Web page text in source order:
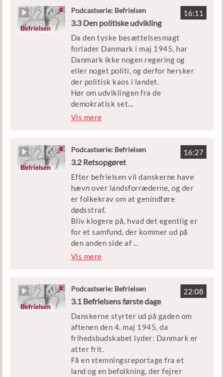
bryde en ny stor krig ud.
I denne episode af Befrielsen kan du
blive klogere på den økonomiske
genopbygning efter krigen og på,
hvorfor Danmark kom med i den
vestlige forsvarsalliance, Nato.
Medvirkende: Historiker Niels Wium
Olesen
Udgivet af Børne- og
Undervisningsministeriet
16:11
Podcastserie: Befrielsen
3.3 Den politiske udvikling
Da den tyske besættelsesmagt
forlader Danmark i maj 1945, har
Danmark ikke nogen regering og
eller noget politi, og derfor hersker
der politisk kaos i landet.
Hør om udviklingen fra de
demokratisk set...
meget atypiske magtforhold efter
stemmer på at få deres gamle
hverdag fra før krigen tilbage.
Medvirkende: Historiker Niels Wium
Olesen
Klip: DR, Filmcentralen,
Frihedsmuseet og Københavns
Beredskab
Vis mere
16:27
Podcastserie: Befrielsen
3.2 Retsopgøret
Efter befrielsen vil danskerne have
hævn over landsforræderne, og der
er folkekrav om at genindføre
dødsstraf.
Bliv klogere på, hvad det egentlig er
for et samfund, der kommer ud på
den anden side af ...
fem års besættelse.
Olesen
Klip: DR, TV2, Frihedsmuseet og
Københavns Beredskab
Udgivet af Børne- og
Undervisningsministeriet
Vis mere
22:08
Podcastserie: Befrielsen
3.1 Befrielsens første dage
Danskerne styrter ud på gaden om
aftenen den 4. maj 1945, da
frihedsbudskabet lyder: Danmark er
atter frit.
Få en stemningsreportage fra et
land og en befolkning, der fejrer